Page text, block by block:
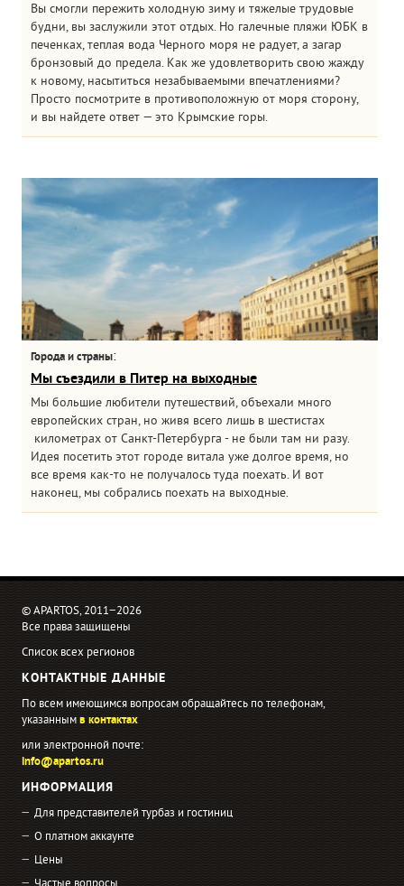
Вы смогли пережить холодную зиму и тяжелые трудовые
будни, вы заслужили этот отдых. Но галечные пляжи ЮБК в
печенках, теплая вода Черного моря не радует, а загар
бронзовый до предела. Как же удовлетворить свою жажду
к новому, насытиться незабываемыми впечатлениями?
Просто посмотрите в противоположную от моря сторону,
и вы найдете ответ — это Крымские горы.
Города и страны:
Мы съездили в Питер на выходные
Мы большие любители путешествий, объехали много
европейских стран, но живя всего лишь в шестистах
километрах от Санкт-Петербурга - не были там ни разу.
Идея посетить этот городе витала уже долгое время, но
все время как-то не получалось туда поехать. И вот
наконец, мы собрались поехать на выходные.
© APARTOS, 2011−2026
Все права защищены
Список всех регионов
КОНТАКТНЫЕ ДАННЫЕ
По всем имеющимся вопросам обращайтесь по телефонам,
указаннымв контактах
или электронной почте:
info@apartos.ru
ИНФОРМАЦИЯ
Для представителей турбаз и гостиниц
О платном аккаунте
Цены